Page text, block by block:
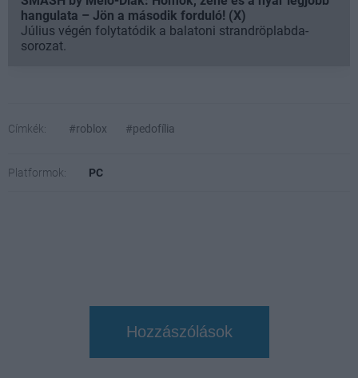
hangulata – Jön a második forduló! (X)
Július végén folytatódik a balatoni strandröplabda-
sorozat.
Címkék: #roblox #pedofília
Platformok: PC
Hozzászólások